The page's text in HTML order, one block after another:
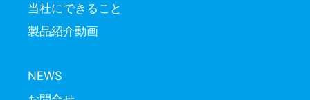
当社にできること
製品紹介動画
NEWS